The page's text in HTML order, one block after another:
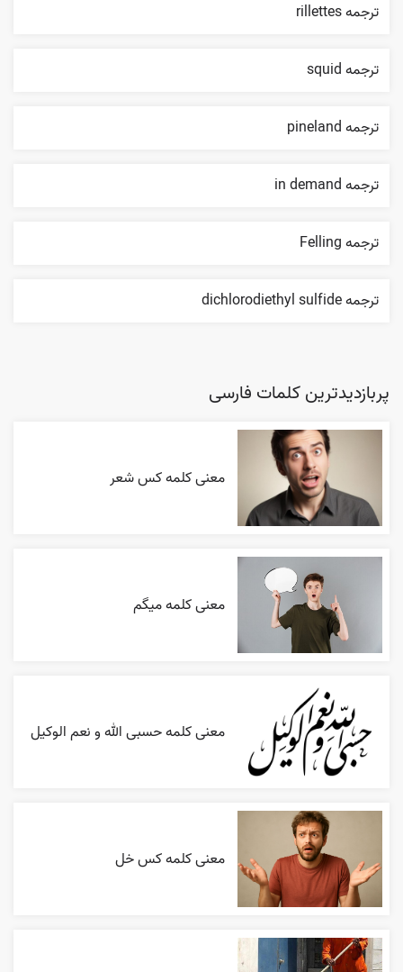
ترجمه rillettes
ترجمه squid
ترجمه pineland
ترجمه in demand
ترجمه Felling
ترجمه dichlorodiethyl sulfide
پربازدیدترین کلمات فارسی
معنی کلمه کس شعر
معنی کلمه میگم
معنی کلمه حسبی الله و نعم الوکیل
معنی کلمه کس خل